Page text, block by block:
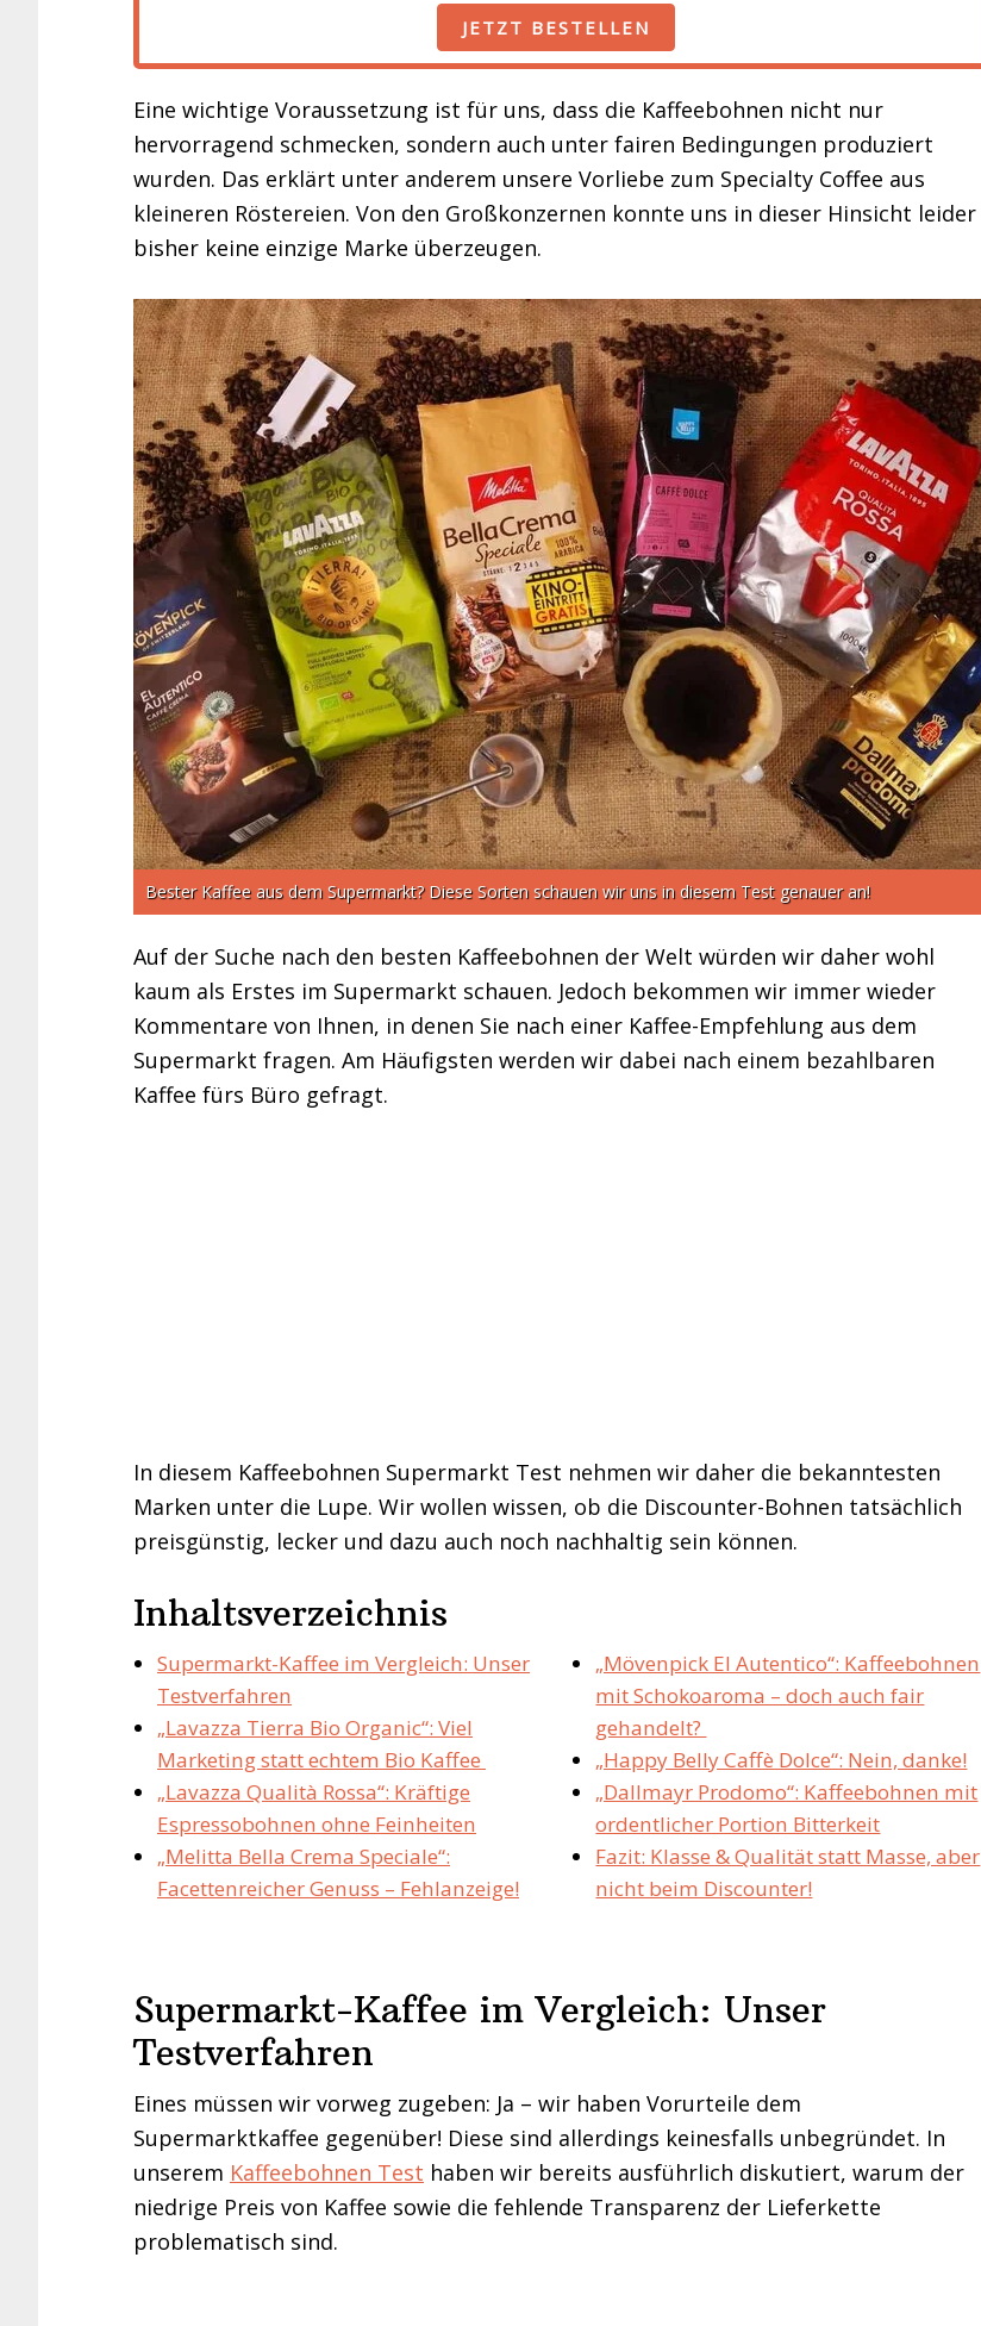
JETZT BESTELLEN
Eine wichtige Voraussetzung ist für uns, dass die Kaffeebohnen nicht nur
hervorragend schmecken, sondern auch unter fairen Bedingungen produziert
wurden. Das erklärt unter anderem unsere Vorliebe zum Specialty Coffee aus
kleineren Röstereien. Von den Großkonzernen konnte uns in dieser Hinsicht leider
bisher keine einzige Marke überzeugen.
Bester Kaffee aus dem Supermarkt? Diese Sorten schauen wir uns in diesem Test genauer an!
Auf der Suche nach den besten Kaffeebohnen der Welt würden wir daher wohl
kaum als Erstes im Supermarkt schauen. Jedoch bekommen wir immer wieder
Kommentare von Ihnen, in denen Sie nach einer Kaffee-Empfehlung aus dem
Supermarkt fragen. Am Häufigsten werden wir dabei nach einem bezahlbaren
Kaffee fürs Büro gefragt.
In diesem Kaffeebohnen Supermarkt Test nehmen wir daher die bekanntesten
Marken unter die Lupe. Wir wollen wissen, ob die Discounter-Bohnen tatsächlich
preisgünstig, lecker und dazu auch noch nachhaltig sein können.
Inhaltsverzeichnis
Supermarkt-Kaffee im Vergleich: Unser
Testverfahren
„Lavazza Tierra Bio Organic“: Viel
Marketing statt echtem Bio Kaffee
„Lavazza Qualità Rossa“: Kräftige
Espressobohnen ohne Feinheiten
„Melitta Bella Crema Speciale“:
Facettenreicher Genuss – Fehlanzeige!
„Mövenpick El Autentico“: Kaffeebohnen
mit Schokoaroma – doch auch fair
gehandelt?
„Happy Belly Caffè Dolce“: Nein, danke!
„Dallmayr Prodomo“: Kaffeebohnen mit
ordentlicher Portion Bitterkeit
Fazit: Klasse & Qualität statt Masse, aber
nicht beim Discounter!
Supermarkt-Kaffee im Vergleich: Unser
Testverfahren
Eines müssen wir vorweg zugeben: Ja – wir haben Vorurteile dem
Supermarktkaffee gegenüber! Diese sind allerdings keinesfalls unbegründet. In
unserem Kaffeebohnen Test haben wir bereits ausführlich diskutiert, warum der
niedrige Preis von Kaffee sowie die fehlende Transparenz der Lieferkette
problematisch sind.